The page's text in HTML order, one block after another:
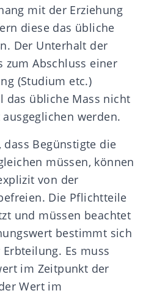
mit der Erziehung
diese das übliche
Der Unterhalt der
Abschluss einer
(Studium etc.)
das übliche Mass nicht
werden.
Begünstigte die
müssen, können
von der
Die Pflichtteile
und müssen beachtet
bestimmt sich
Es muss
im Zeitpunkt der
Wert im